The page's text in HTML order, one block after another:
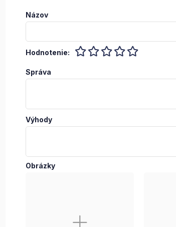
Názov
Hodnotenie:
Správa
Výhody
Obrázky